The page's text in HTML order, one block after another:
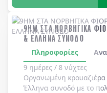
9ΗΜ ΣΤΑ ΝΟΡΒΗΓΙΚΑ
& ΕΛΛΗΝΑ ΣΥΝΟΔΟ
Πληροφορίες
9 ημέρες / 8 νύχτες
Οργανωμένη
Έλληνα συνοδό με το